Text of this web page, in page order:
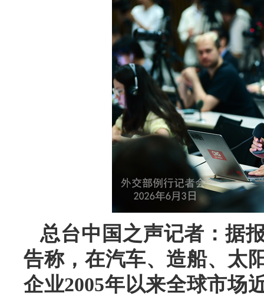
总台中国之声记者：据
告称，在汽车、造船、太
企业2005年以来全球市场